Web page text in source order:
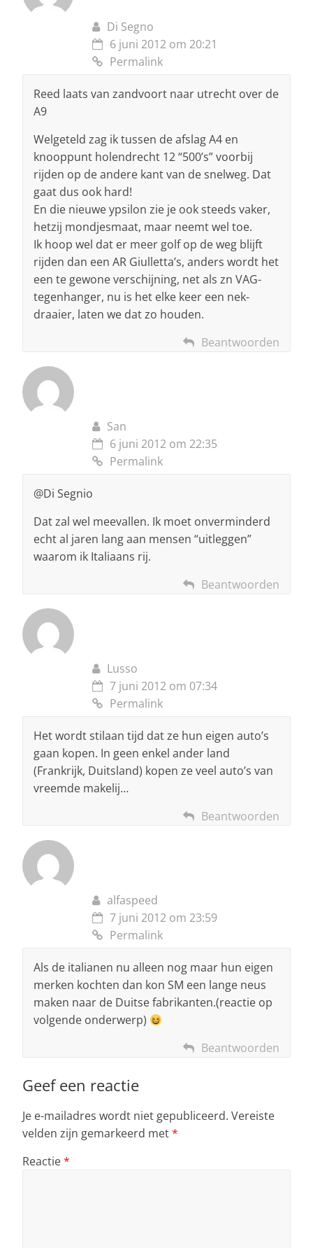
Di Segno
6 juni 2012 om 20:21
Permalink
Reed laats van zandvoort naar utrecht over de
A9
Welgeteld zag ik tussen de afslag A4 en
knooppunt holendrecht 12 “500’s” voorbij
rijden op de andere kant van de snelweg. Dat
gaat dus ook hard!
En die nieuwe ypsilon zie je ook steeds vaker,
hetzij mondjesmaat, maar neemt wel toe.
Ik hoop wel dat er meer golf op de weg blijft
rijden dan een AR Giulletta’s, anders wordt het
een te gewone verschijning, net als zn VAG-
tegenhanger, nu is het elke keer een nek-
draaier, laten we dat zo houden.
Beantwoorden
San
6 juni 2012 om 22:35
Permalink
@Di Segnio
Dat zal wel meevallen. Ik moet onverminderd
echt al jaren lang aan mensen “uitleggen”
waarom ik Italiaans rij.
Beantwoorden
Lusso
7 juni 2012 om 07:34
Permalink
Het wordt stilaan tijd dat ze hun eigen auto’s
gaan kopen. In geen enkel ander land
(Frankrijk, Duitsland) kopen ze veel auto’s van
vreemde makelij…
Beantwoorden
alfaspeed
7 juni 2012 om 23:59
Permalink
Als de italianen nu alleen nog maar hun eigen
merken kochten dan kon SM een lange neus
maken naar de Duitse fabrikanten.(reactie op
volgende onderwerp)
Beantwoorden
Geef een reactie
Je e-mailadres wordt niet gepubliceerd. Vereiste
velden zijn gemarkeerd met*
Reactie*